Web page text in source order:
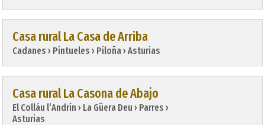
Casa rural La Casa de Arriba
Cadanes › Pintueles › Piloña › Asturias
Casa rural La Casona de Abajo
El Colláu l‘Andrín › La Güera Deu › Parres ›
Asturias